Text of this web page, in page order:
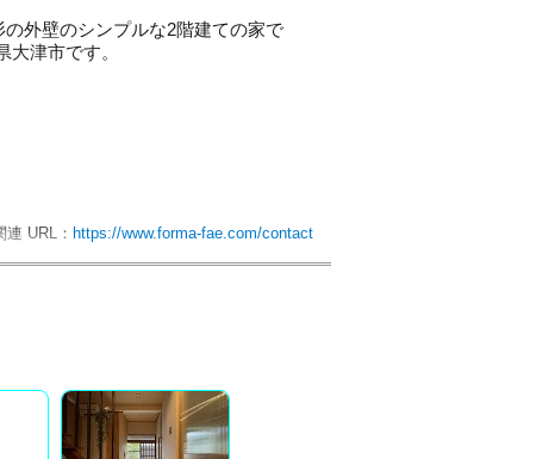
外壁のシンプルな2階建ての家で
津市です。
連 URL： https://www.forma-fae.com/contact